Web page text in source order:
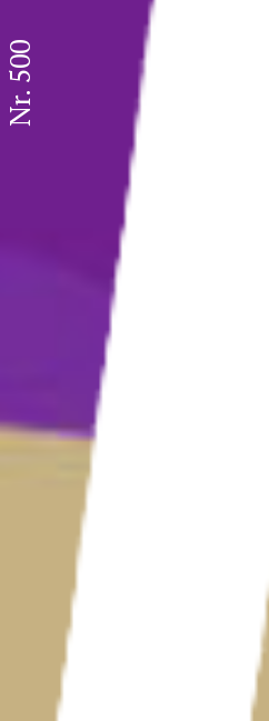
Nr. 500